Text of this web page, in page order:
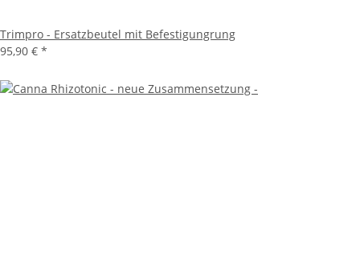
Trimpro - Ersatzbeutel mit Befestigungrung
95,90 € *